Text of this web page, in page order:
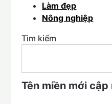
Làm đẹp
Nông nghiệp
Tìm kiếm
Tên miền mới cập